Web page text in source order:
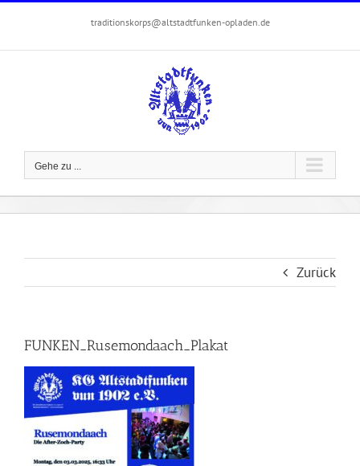
springen
traditionskorps@altstadtfunken-opladen.de
Gehe zu ...
Zurück
FUNKEN_Rusemondaach_Plakat